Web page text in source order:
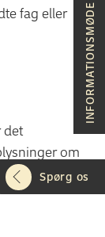
INFORMATIONSMØDE
Spørg os
fag eller
det
om
her.